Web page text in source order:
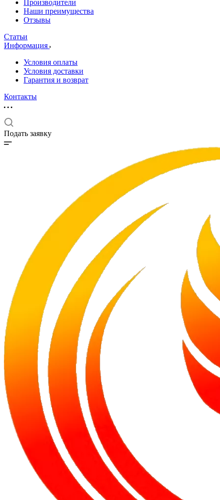
Производители
Наши преимущества
Отзывы
Статьи
Информация
Условия оплаты
Условия доставки
Гарантия и возврат
Контакты
Подать заявку